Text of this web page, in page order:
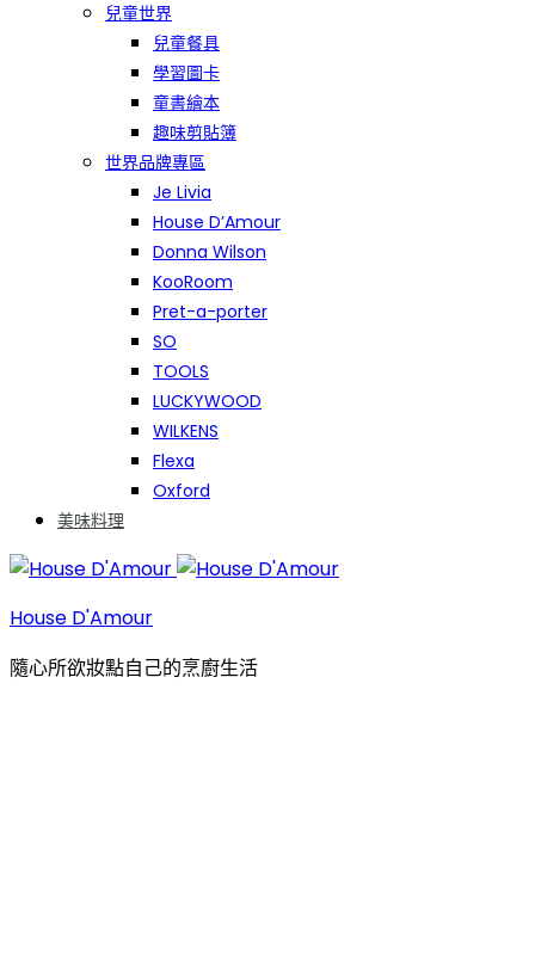
兒童世界
兒童餐具
學習圖卡
童書繪本
趣味剪貼簿
世界品牌專區
Je Livia
House D’Amour
Donna Wilson
KooRoom
Pret-a-porter
SO
TOOLS
LUCKYWOOD
WILKENS
Flexa
Oxford
美味料理
House D'Amour
隨心所欲妝點自己的烹廚生活